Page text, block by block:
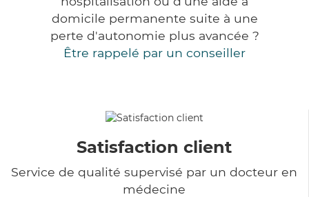
domicile permanente suite à une
perte d'autonomie plus avancée ?
Être rappelé par un conseiller
Satisfaction client
Service de qualité supervisé par un docteur en
médecine